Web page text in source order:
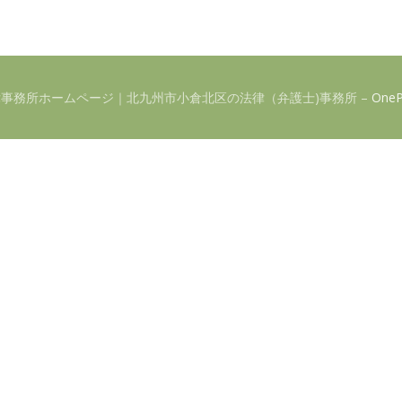
務所ホームページ｜北九州市小倉北区の法律（弁護士)事務所 –